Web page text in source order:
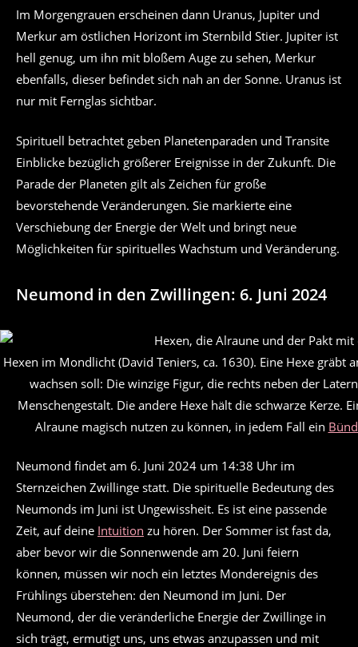
Im Morgengrauen erscheinen dann Uranus, Jupiter und
Merkur am östlichen Horizont im Sternbild Stier. Jupiter ist
hell genug, um ihn mit bloßem Auge zu sehen, Merkur
ebenfalls, dieser befindet sich nah an der Sonne. Uranus ist
nur mit Fernglas sichtbar.
Spirituell betrachtet geben Planetenparaden und Transite
Einblicke bezüglich größerer Ereignisse in der Zukunft. Die
Parade der Planeten gilt als Zeichen für große
bevorstehende Veränderungen. Sie markierte eine
Verschiebung der Energie der Welt und bringt neue
Möglichkeiten für spirituelles Wachstum und Veränderung.
Neumond in den Zwillingen: 6. Juni 2024
Hexen im Mondlicht (David Teniers, ca. 1630). Eine Hexe gräbt
wachsen soll: Die winzige Figur, die rechts neben der
Menschengestalt. Die andere Hexe hält die schwarze Kerze.
Alraune magisch nutzen zu können, in jedem Fall ein
Neumond findet am 6. Juni 2024 um 14:38 Uhr im
Sternzeichen Zwillinge statt. Die spirituelle Bedeutung des
Neumonds im Juni ist Ungewissheit. Es ist eine passende
Zeit, auf deine Intuition zu hören. Der Sommer ist fast da,
aber bevor wir die Sonnenwende am 20. Juni feiern
können, müssen wir noch ein letztes Mondereignis des
Frühlings überstehen: den Neumond im Juni. Der
Neumond, der die veränderliche Energie der Zwillinge in
sich trägt, ermutigt uns, uns etwas anzupassen und mit